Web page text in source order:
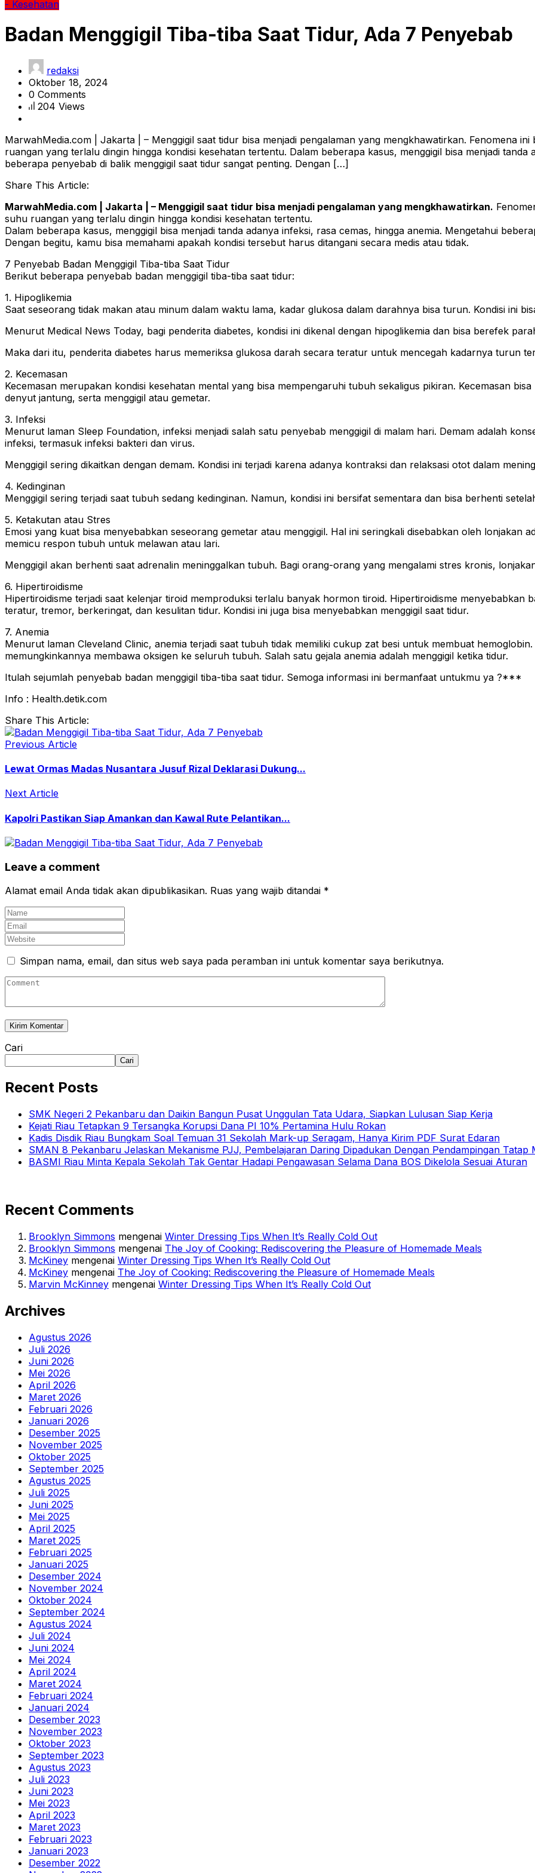
- Kesehatan
Badan Menggigil Tiba-tiba Saat Tidur, Ada 7 Penyebab
redaksi
Oktober 18, 2024
0 Comments
204 Views
MarwahMedia.com | Jakarta | – Menggigil saat tidur bisa menjadi pengalaman yang mengkhawatirkan. Fenomena
ruangan yang terlalu dingin hingga kondisi kesehatan tertentu. Dalam beberapa kasus, menggigil bisa menjadi
beberapa penyebab di balik menggigil saat tidur sangat penting. Dengan […]
Share This Article:
MarwahMedia.com | Jakarta | – Menggigil saat tidur bisa menjadi pengalaman yang mengkhawatirkan.
suhu ruangan yang terlalu dingin hingga kondisi kesehatan tertentu.
Dalam beberapa kasus, menggigil bisa menjadi tanda adanya infeksi, rasa cemas, hingga anemia. Mengetahui
Dengan begitu, kamu bisa memahami apakah kondisi tersebut harus ditangani secara medis atau tidak.
7 Penyebab Badan Menggigil Tiba-tiba Saat Tidur
Berikut beberapa penyebab badan menggigil tiba-tiba saat tidur:
1. Hipoglikemia
Saat seseorang tidak makan atau minum dalam waktu lama, kadar glukosa dalam darahnya bisa turun. Kondisi ini
Menurut Medical News Today, bagi penderita diabetes, kondisi ini dikenal dengan hipoglikemia dan bisa berefek
Maka dari itu, penderita diabetes harus memeriksa glukosa darah secara teratur untuk mencegah kadarnya turun
2. Kecemasan
Kecemasan merupakan kondisi kesehatan mental yang bisa mempengaruhi tubuh sekaligus pikiran. Kecemasan
denyut jantung, serta menggigil atau gemetar.
3. Infeksi
Menurut laman Sleep Foundation, infeksi menjadi salah satu penyebab menggigil di malam hari. Demam adalah
infeksi, termasuk infeksi bakteri dan virus.
Menggigil sering dikaitkan dengan demam. Kondisi ini terjadi karena adanya kontraksi dan relaksasi otot dalam
4. Kedinginan
Menggigil sering terjadi saat tubuh sedang kedinginan. Namun, kondisi ini bersifat sementara dan bisa berhenti
5. Ketakutan atau Stres
Emosi yang kuat bisa menyebabkan seseorang gemetar atau menggigil. Hal ini seringkali disebabkan oleh lonjakan
memicu respon tubuh untuk melawan atau lari.
Menggigil akan berhenti saat adrenalin meninggalkan tubuh. Bagi orang-orang yang mengalami stres kronis,
6. Hipertiroidisme
Hipertiroidisme terjadi saat kelenjar tiroid memproduksi terlalu banyak hormon tiroid. Hipertiroidisme menyebabkan
teratur, tremor, berkeringat, dan kesulitan tidur. Kondisi ini juga bisa menyebabkan menggigil saat tidur.
7. Anemia
Menurut laman Cleveland Clinic, anemia terjadi saat tubuh tidak memiliki cukup zat besi untuk membuat
memungkinkannya membawa oksigen ke seluruh tubuh. Salah satu gejala anemia adalah menggigil ketika tidur.
Itulah sejumlah penyebab badan menggigil tiba-tiba saat tidur. Semoga informasi ini bermanfaat untukmu ya ?***
Info : Health.detik.com
Share This Article:
Previous Article
Lewat Ormas Madas Nusantara Jusuf Rizal Deklarasi Dukung...
Next Article
Kapolri Pastikan Siap Amankan dan Kawal Rute Pelantikan...
Leave a comment
Alamat email Anda tidak akan dipublikasikan. Ruas yang wajib ditandai *
Simpan nama, email, dan situs web saya pada peramban ini untuk komentar saya berikutnya.
Cari
Cari
Recent Posts
SMK Negeri 2 Pekanbaru dan Daikin Bangun Pusat Unggulan Tata Udara, Siapkan Lulusan Siap Kerja
Kejati Riau Tetapkan 9 Tersangka Korupsi Dana PI 10% Pertamina Hulu Rokan
Kadis Disdik Riau Bungkam Soal Temuan 31 Sekolah Mark-up Seragam, Hanya Kirim PDF Surat Edaran
SMAN 8 Pekanbaru Jelaskan Mekanisme PJJ, Pembelajaran Daring Dipadukan Dengan Pendampingan Tatap
BASMI Riau Minta Kepala Sekolah Tak Gentar Hadapi Pengawasan Selama Dana BOS Dikelola Sesuai Aturan
Recent Comments
Brooklyn Simmons mengenai Winter Dressing Tips When It’s Really Cold Out
Brooklyn Simmons mengenai The Joy of Cooking: Rediscovering the Pleasure of Homemade Meals
McKiney mengenai Winter Dressing Tips When It’s Really Cold Out
McKiney mengenai The Joy of Cooking: Rediscovering the Pleasure of Homemade Meals
Marvin McKinney mengenai Winter Dressing Tips When It’s Really Cold Out
Archives
Agustus 2026
Juli 2026
Juni 2026
Mei 2026
April 2026
Maret 2026
Februari 2026
Januari 2026
Desember 2025
November 2025
Oktober 2025
September 2025
Agustus 2025
Juli 2025
Juni 2025
Mei 2025
April 2025
Maret 2025
Februari 2025
Januari 2025
Desember 2024
November 2024
Oktober 2024
September 2024
Agustus 2024
Juli 2024
Juni 2024
Mei 2024
April 2024
Maret 2024
Februari 2024
Januari 2024
Desember 2023
November 2023
Oktober 2023
September 2023
Agustus 2023
Juli 2023
Juni 2023
Mei 2023
April 2023
Maret 2023
Februari 2023
Januari 2023
Desember 2022